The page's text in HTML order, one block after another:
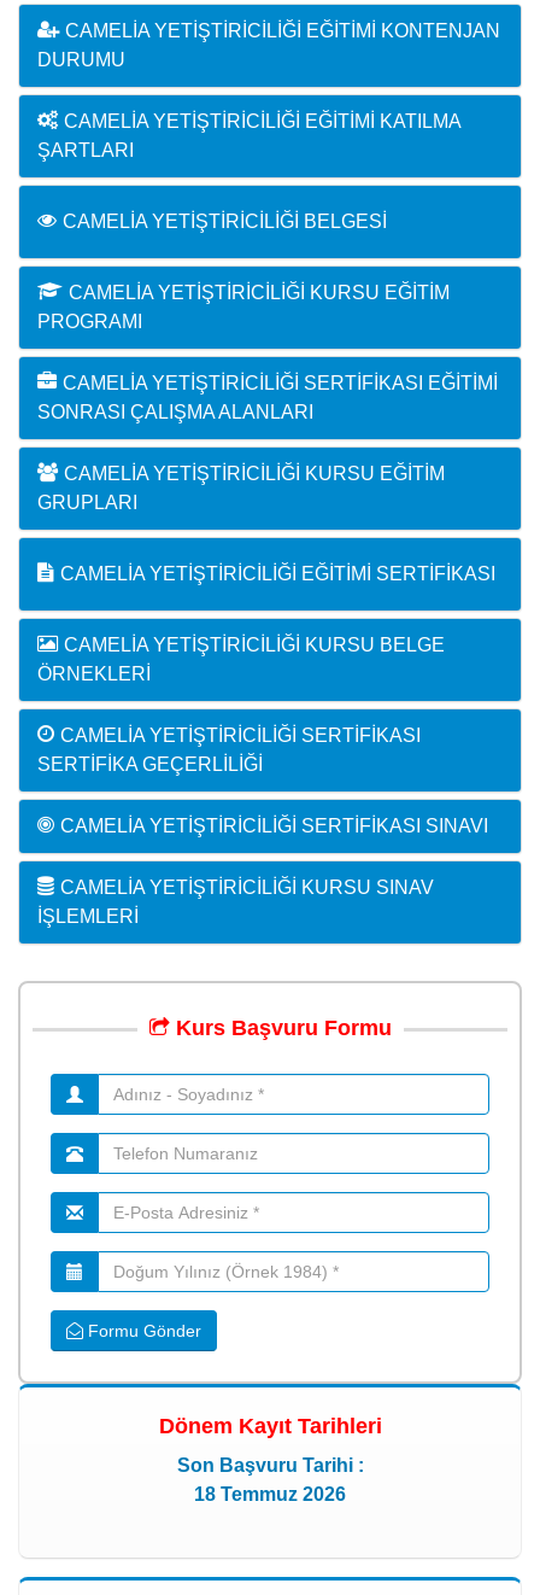
CAMELIA YETIŞTIRICILIĞI EĞITIMI KONTENJAN
DURUMU
CAMELIA YETIŞTIRICILIĞI EĞITIMI KATILMA
ŞARTLARI
CAMELIA YETIŞTIRICILIĞI BELGESI
CAMELIA YETIŞTIRICILIĞI KURSU EĞITIM
PROGRAMI
CAMELIA YETIŞTIRICILIĞI SERTIFIKASI EĞITIMI
SONRASI ÇALIŞMA ALANLARI
CAMELIA YETIŞTIRICILIĞI KURSU EĞITIM
GRUPLARI
CAMELIA YETIŞTIRICILIĞI EĞITIMI SERTIFIKASI
CAMELIA YETIŞTIRICILIĞI KURSU BELGE
ÖRNEKLERI
CAMELIA YETIŞTIRICILIĞI SERTIFIKASI
SERTIFIKA GEÇERLILIĞI
CAMELIA YETIŞTIRICILIĞI SERTIFIKASI SINAVI
CAMELIA YETIŞTIRICILIĞI KURSU SINAV
İŞLEMLERI
Kurs Başvuru Formu
Formu Gönder
Dönem Kayıt Tarihleri
Son Başvuru Tarihi :
18 Temmuz 2026